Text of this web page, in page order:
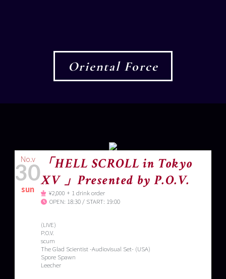
Oriental Force
No.v
30
sun
「HELL SCROLL in Tokyo
XV 」Presented by P.O.V.
¥2,000 + 1 drink order
OPEN: 18:30 / START: 19:00
(LIVE)
P.O.V.
scum
The Glad Scientist -Audiovisual Set- (USA)
Spore Spawn
Leecher